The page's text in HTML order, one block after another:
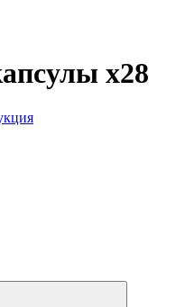
x28